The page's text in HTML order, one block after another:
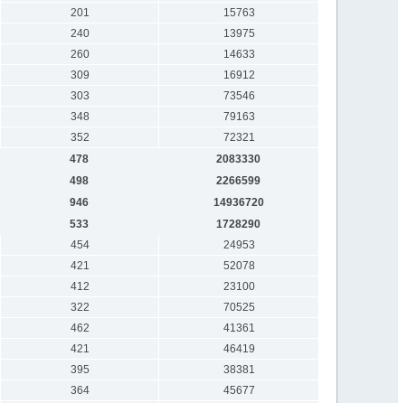
201
15763
240
13975
260
14633
309
16912
303
73546
348
79163
352
72321
478
2083330
498
2266599
946
14936720
533
1728290
454
24953
421
52078
412
23100
322
70525
462
41361
421
46419
395
38381
364
45677